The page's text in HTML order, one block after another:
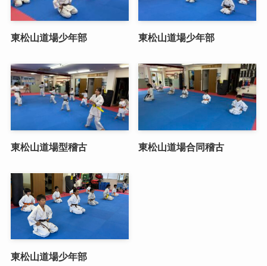
東松山道場少年部 東松山道場少年部
東松山道場型稽古 東松山道場合同稽古
東松山道場少年部